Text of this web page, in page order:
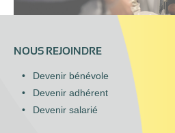
NOUS REJOINDRE
Devenir bénévole
Devenir adhérent
Devenir salarié